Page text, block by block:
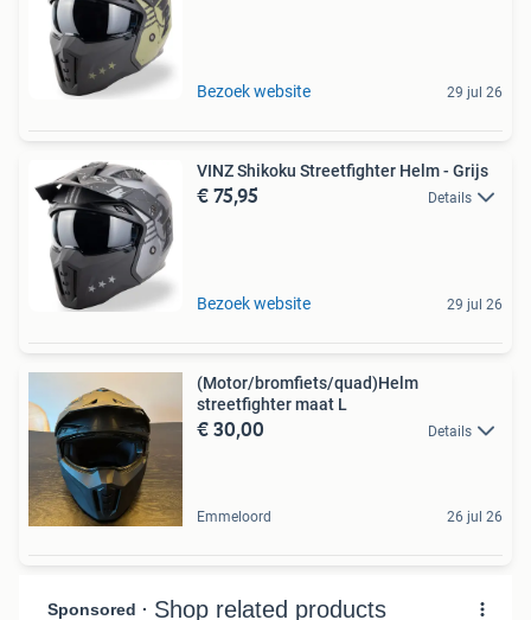
Bezoek website 29 jul 26
VINZ Shikoku Streetfighter Helm - Grijs
€ 75,95 Details
Bezoek website 29 jul 26
(Motor/bromfiets/quad)Helm
streetfighter maat L
€ 30,00 Details
Emmeloord 26 jul 26